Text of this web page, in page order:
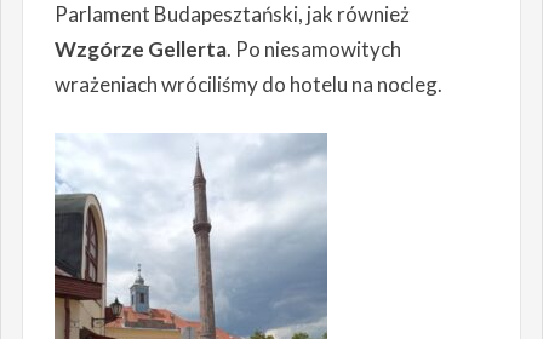
Parlament Budapesztański, jak również
Wzgórze Gellerta. Po niesamowitych
wrażeniach wróciliśmy do hotelu na nocleg.